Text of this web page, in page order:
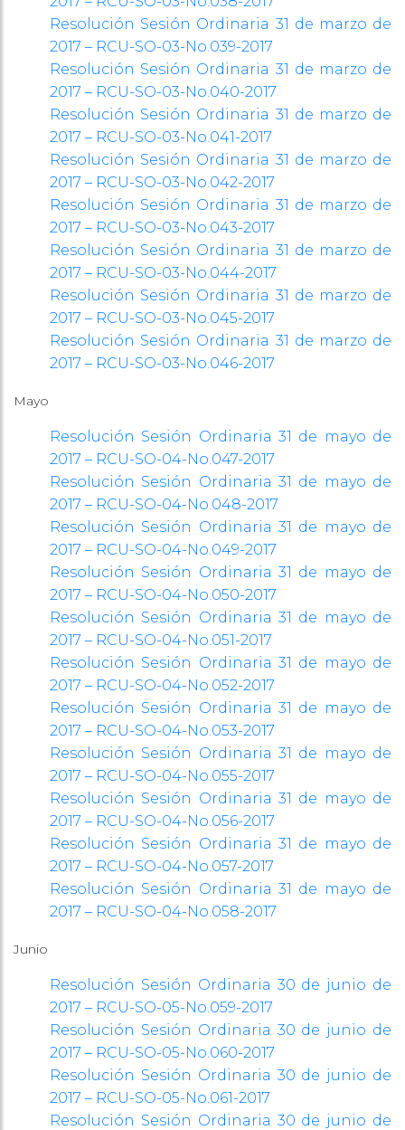
Resolución Sesión Ordinaria 31 de marzo de
2017 – RCU-SO-03-No.039-2017
Resolución Sesión Ordinaria 31 de marzo de
2017 – RCU-SO-03-No.040-2017
Resolución Sesión Ordinaria 31 de marzo de
2017 – RCU-SO-03-No.041-2017
Resolución Sesión Ordinaria 31 de marzo de
2017 – RCU-SO-03-No.042-2017
Resolución Sesión Ordinaria 31 de marzo de
2017 – RCU-SO-03-No.043-2017
Resolución Sesión Ordinaria 31 de marzo de
2017 – RCU-SO-03-No.044-2017
Resolución Sesión Ordinaria 31 de marzo de
2017 – RCU-SO-03-No.045-2017
Resolución Sesión Ordinaria 31 de marzo de
2017 – RCU-SO-03-No.046-2017
Mayo
Resolución Sesión Ordinaria 31 de mayo de
2017 – RCU-SO-04-No.047-2017
Resolución Sesión Ordinaria 31 de mayo de
2017 – RCU-SO-04-No.048-2017
Resolución Sesión Ordinaria 31 de mayo de
2017 – RCU-SO-04-No.049-2017
Resolución Sesión Ordinaria 31 de mayo de
2017 – RCU-SO-04-No.050-2017
Resolución Sesión Ordinaria 31 de mayo de
2017 – RCU-SO-04-No.051-2017
Resolución Sesión Ordinaria 31 de mayo de
2017 – RCU-SO-04-No.052-2017
Resolución Sesión Ordinaria 31 de mayo de
2017 – RCU-SO-04-No.053-2017
Resolución Sesión Ordinaria 31 de mayo de
2017 – RCU-SO-04-No.055-2017
Resolución Sesión Ordinaria 31 de mayo de
2017 – RCU-SO-04-No.056-2017
Resolución Sesión Ordinaria 31 de mayo de
2017 – RCU-SO-04-No.057-2017
Resolución Sesión Ordinaria 31 de mayo de
2017 – RCU-SO-04-No.058-2017
Junio
Resolución Sesión Ordinaria 30 de junio de
2017 – RCU-SO-05-No.059-2017
Resolución Sesión Ordinaria 30 de junio de
2017 – RCU-SO-05-No.060-2017
Resolución Sesión Ordinaria 30 de junio de
2017 – RCU-SO-05-No.061-2017
Resolución Sesión Ordinaria 30 de junio de